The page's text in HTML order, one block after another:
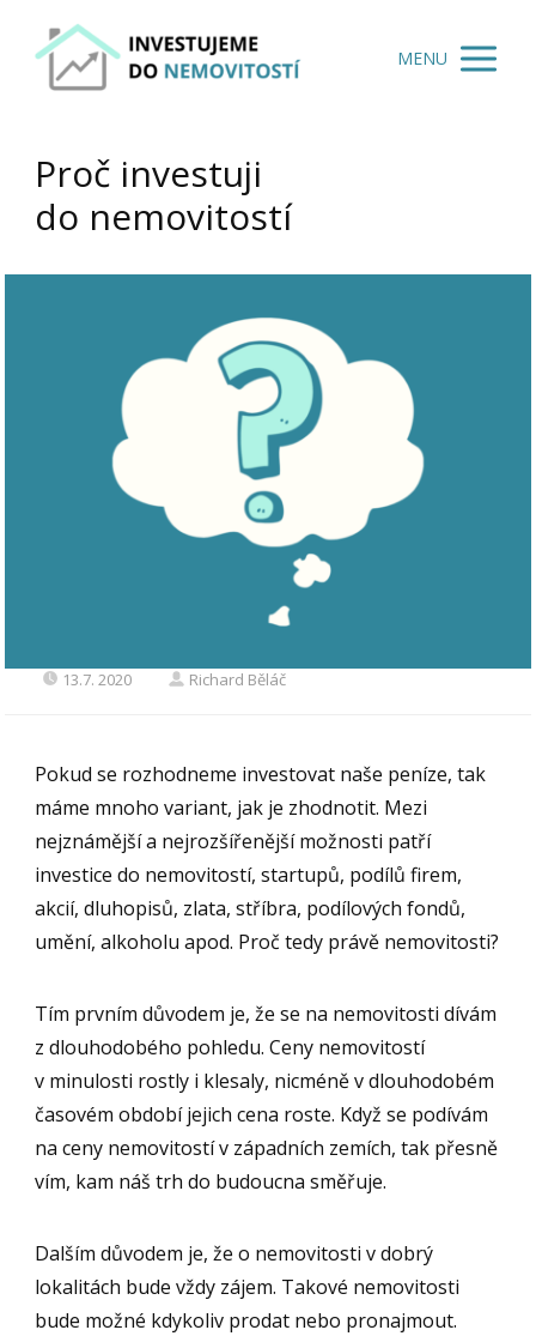
MENU
Proč investuji
do nemovitostí
13.7. 2020 Richard Běláč
Pokud se rozhodneme investovat naše peníze, tak
máme mnoho variant, jak je zhodnotit. Mezi
nejznámější a nejrozšířenější možnosti patří
investice do nemovitostí, startupů, podílů firem,
akcií, dluhopisů, zlata, stříbra, podílových fondů,
umění, alkoholu apod. Proč tedy právě nemovitosti?
Tím prvním důvodem je, že se na nemovitosti dívám
z dlouhodobého pohledu. Ceny nemovitostí
v minulosti rostly i klesaly, nicméně v dlouhodobém
časovém období jejich cena roste. Když se podívám
na ceny nemovitostí v západních zemích, tak přesně
vím, kam náš trh do budoucna směřuje.
Dalším důvodem je, že o nemovitosti v dobrý
lokalitách bude vždy zájem. Takové nemovitosti
bude možné kdykoliv prodat nebo pronajmout.